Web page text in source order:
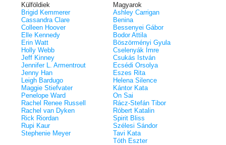
Külföldiek
Brigid Kemmerer
Cassandra Clare
Colleen Hoover
Elle Kennedy
Erin Watt
Holly Webb
Jeff Kinney
Jennifer L. Armentrout
Jenny Han
Leigh Bardugo
Maggie Stiefvater
Penelope Ward
Rachel Renee Russell
Rachel van Dyken
Rick Riordan
Rupi Kaur
Stephenie Meyer
Magyarok
Ashley Carrigan
Benina
Bessenyei Gábor
Bodor Attila
Böszörményi Gyula
Cselenyák Imre
Csukás István
Ecsédi Orsolya
Eszes Rita
Helena Silence
Kántor Kata
On Sai
Rácz-Stefán Tibor
Róbert Katalin
Spirit Bliss
Szélesi Sándor
Tavi Kata
Tóth Eszter